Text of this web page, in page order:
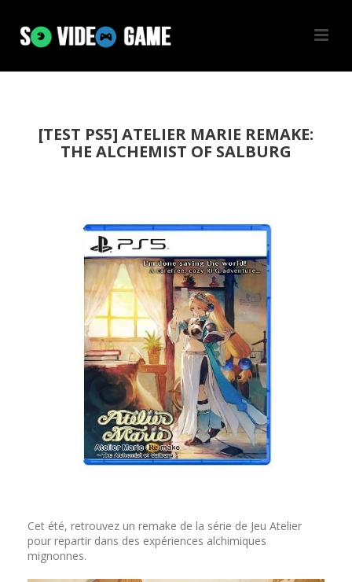
[TEST PS5] ATELIER MARIE REMAKE:
THE ALCHEMIST OF SALBURG
Cet été, retrouvez un remake de la série de Jeu Atelier
pour repartir dans des expériences alchimiques
mignonnes.